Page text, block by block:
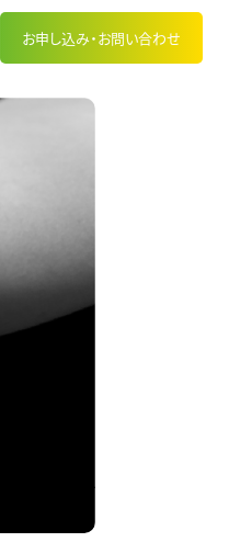
お申し込み・お問い合わせ